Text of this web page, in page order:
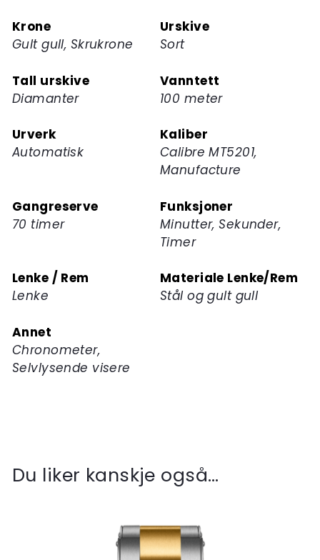
Krone
Gult gull, Skrukrone
Urskive
Sort
Tall urskive
Diamanter
Vanntett
100 meter
Urverk
Automatisk
Kaliber
Calibre MT5201,
Manufacture
Gangreserve
70 timer
Funksjoner
Minutter, Sekunder,
Timer
Lenke / Rem
Lenke
Materiale Lenke/Rem
Stål og gult gull
Annet
Chronometer,
Selvlysende visere
Du liker kanskje også…